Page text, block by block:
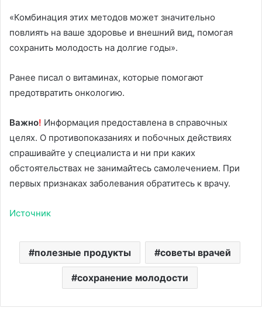
«Комбинация этих методов может значительно
повлиять на ваше здоровье и внешний вид, помогая
сохранить молодость на долгие годы».
Ранее писал о витаминах, которые помогают
предотвратить онкологию.
Важно! Информация предоставлена в справочных
целях. О противопоказаниях и побочных действиях
спрашивайте у специалиста и ни при каких
обстоятельствах не занимайтесь самолечением. При
первых признаках заболевания обратитесь к врачу.
Источник
полезные продукты советы врачей
сохранение молодости